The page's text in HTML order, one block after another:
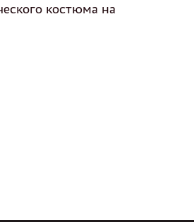
костюма на